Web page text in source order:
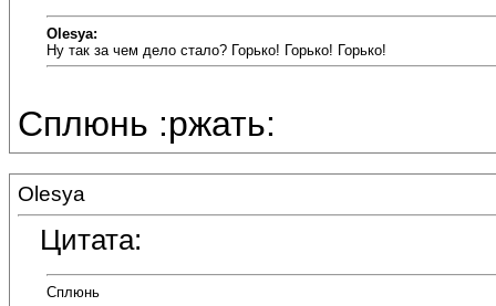
Olesya:
Ну так за чем дело стало? Горько! Горько! Горько!
Сплюнь :ржать:
Olesya
Цитата:
Сплюнь